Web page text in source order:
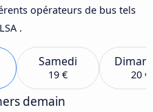
opérateurs de bus tels
.
Samedi
19 € 20 €
demain